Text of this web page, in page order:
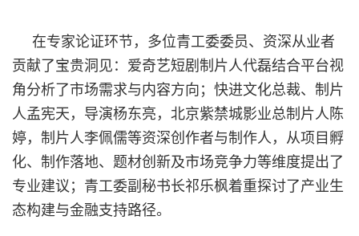
在专家论证环节，多位青工委委员、资深从业者
贡献了宝贵洞见：爱奇艺短剧制片人代磊结合平台视
角分析了市场需求与内容方向；快进文化总裁、制片
人孟宪天，导演杨东亮，北京紫禁城影业总制片人陈
婷，制片人李佩儒等资深创作者与制作人，从项目孵
化、制作落地、题材创新及市场竞争力等维度提出了
专业建议；青工委副秘书长祁乐枫着重探讨了产业生
态构建与金融支持路径。